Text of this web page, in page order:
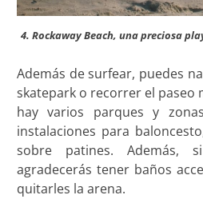
4. Rockaway Beach, una preciosa
Además de surfear, puedes
skatepark o recorrer el paseo
hay varios parques y
instalaciones para
sobre patines. Además,
agradecerás tener baños
quitarles la arena.